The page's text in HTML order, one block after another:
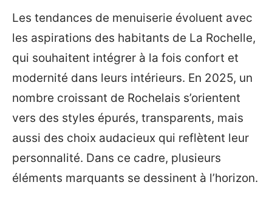
Les tendances de menuiserie évoluent avec
les aspirations des habitants de La Rochelle,
qui souhaitent intégrer à la fois confort et
modernité dans leurs intérieurs. En 2025, un
nombre croissant de Rochelais s’orientent
vers des styles épurés, transparents, mais
aussi des choix audacieux qui reflètent leur
personnalité. Dans ce cadre, plusieurs
éléments marquants se dessinent à l’horizon.